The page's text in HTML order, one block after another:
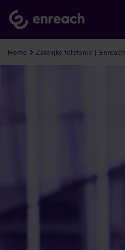
Home Zakelijke telefonie | Enreach